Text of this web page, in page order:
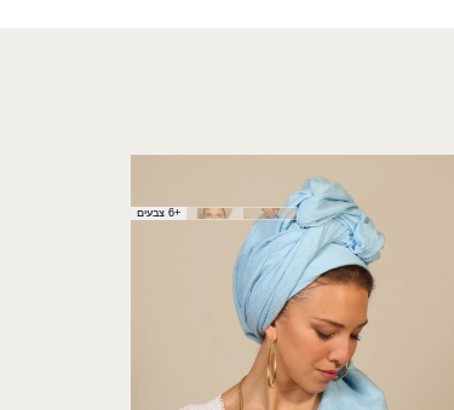
קימל
+6 צבעים